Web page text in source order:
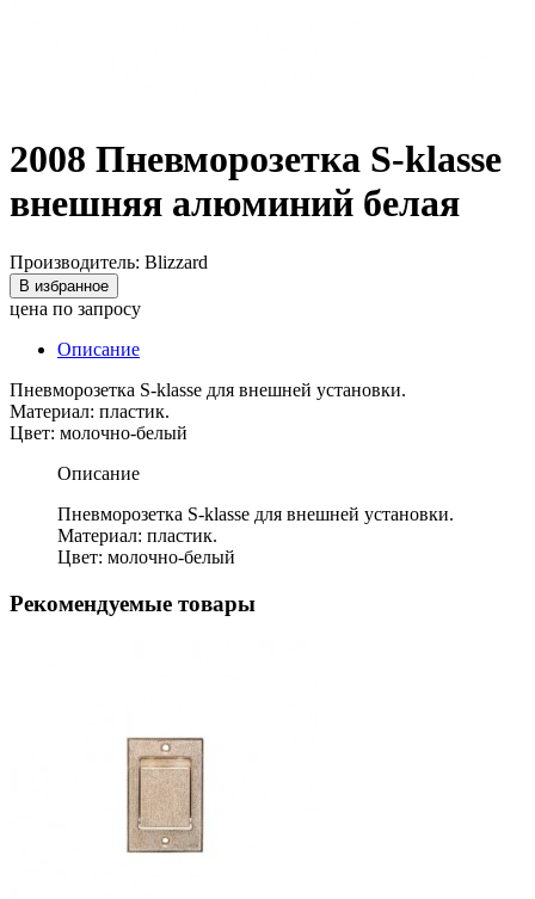
2008 Пневморозетка S-klasse
внешняя алюминий белая
Производитель: Blizzard
В избранное
цена по запросу
Описание
Пневморозетка S-klasse для внешней установки.
Материал: пластик.
Цвет: молочно-белый
Описание
Пневморозетка S-klasse для внешней установки.
Материал: пластик.
Цвет: молочно-белый
Рекомендуемые товары